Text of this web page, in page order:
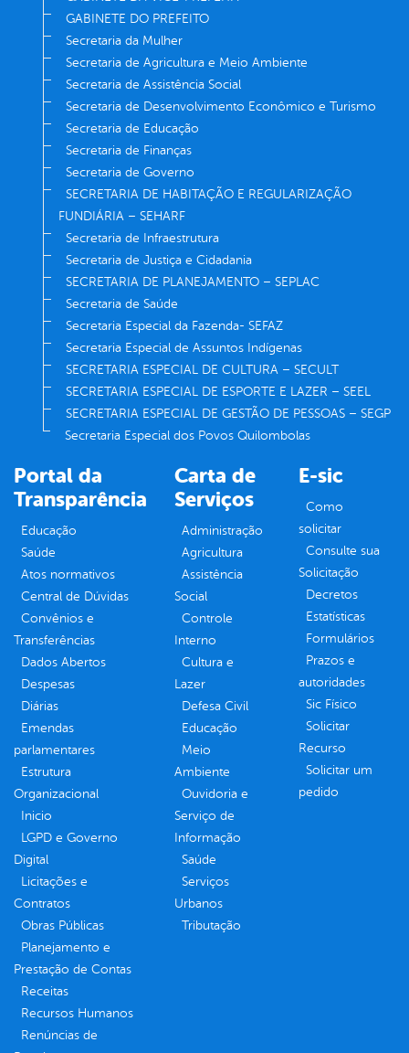
GABINETE DO PREFEITO
Secretaria da Mulher
Secretaria de Agricultura e Meio Ambiente
Secretaria de Assistência Social
Secretaria de Desenvolvimento Econômico e Turismo
Secretaria de Educação
Secretaria de Finanças
Secretaria de Governo
SECRETARIA DE HABITAÇÃO E REGULARIZAÇÃO
FUNDIÁRIA – SEHARF
Secretaria de Infraestrutura
Secretaria de Justiça e Cidadania
SECRETARIA DE PLANEJAMENTO – SEPLAC
Secretaria de Saúde
Secretaria Especial da Fazenda- SEFAZ
Secretaria Especial de Assuntos Indígenas
SECRETARIA ESPECIAL DE CULTURA – SECULT
SECRETARIA ESPECIAL DE ESPORTE E LAZER – SEEL
SECRETARIA ESPECIAL DE GESTÃO DE PESSOAS – SEGP
Secretaria Especial dos Povos Quilombolas
Portal da
Transparência
Educação
Saúde
Atos normativos
Central de Dúvidas
Convênios e
Transferências
Dados Abertos
Despesas
Diárias
Emendas
parlamentares
Estrutura
Organizacional
Inicio
LGPD e Governo
Digital
Licitações e
Contratos
Obras Públicas
Planejamento e
Prestação de Contas
Receitas
Recursos Humanos
Renúncias de
Carta de
Serviços
Administração
Agricultura
Assistência
Social
Controle
Interno
Cultura e
Lazer
Defesa Civil
Educação
Meio
Ambiente
Ouvidoria e
Serviço de
Informação
Saúde
Serviços
Urbanos
Tributação
E-sic
Como
solicitar
Consulte sua
Solicitação
Decretos
Estatísticas
Formulários
Prazos e
autoridades
Sic Físico
Solicitar
Recurso
Solicitar um
pedido